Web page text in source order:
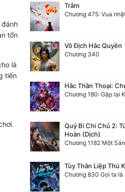
tổn
là
tiến
Trẫm
Chương 475: Vua
Vô Địch Hắc Quyền
Chương 340
Hắc Thần Thoại:
Quỷ Bí Chi Chủ 2:
Hoàn (Dịch)
Chương 1182 Một
Tùy Thân Liệp Thú
Chương 830 Gọi ta là